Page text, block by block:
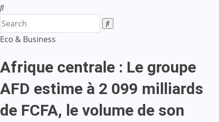
Eco & Business
Afrique centrale : Le groupe
AFD estime à 2 099 milliards
de FCFA, le volume de son